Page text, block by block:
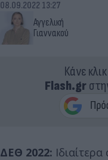
Αγγελική
Γιαννακού
08.09.2022 13:27
Κάνε
Flash.gr
ΔΕΘ 2022: